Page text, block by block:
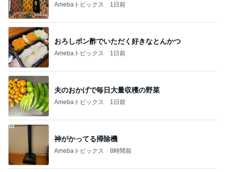
Amebaトピックス 1日前
おろしポン酢でいただく好きなとんかつ
Amebaトピックス 1日前
夫のおかげで毎日大量収穫の野菜
Amebaトピックス 1日前
神がかってる掃除機
Amebaトピックス 8時間前